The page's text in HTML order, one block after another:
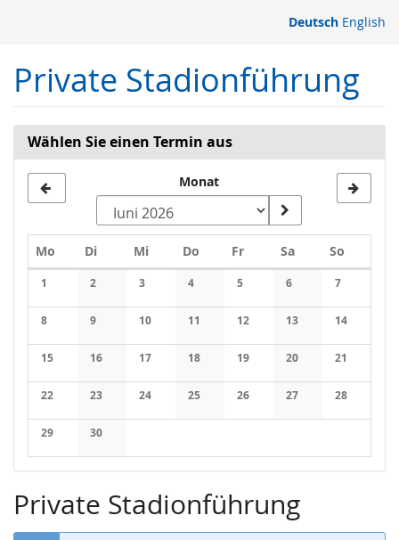
springen
Deutsch English
Private Stadionführung
Wählen Sie einen Termin aus
Monat
Kalender
Mo Montag
DiDienstag
MiMittwoch
Do Donnerstag
FrFreitagSaSamstag
So
1
Keine Veranstaltungen
2
Keine Veranstaltungen
3
Keine Veranstaltungen
4
Keine Veranstaltungen
5
Keine Veranstaltungen
6
Keine
7
Keine
8
Keine Veranstaltungen
9
Keine Veranstaltungen
10
Keine Veranstaltungen
11
Keine Veranstaltungen
12
Keine Veranstaltungen
13
Keine
14
Keine
15
Keine Veranstaltungen
16
Keine Veranstaltungen
17
Keine Veranstaltungen
18
Keine Veranstaltungen
19
Keine Veranstaltungen
20
Keine
21
Keine
22
Keine Veranstaltungen
23
Keine Veranstaltungen
24
Keine Veranstaltungen
25
Keine Veranstaltungen
26
Keine Veranstaltungen
27
Keine
28
Keine
29
Keine Veranstaltungen
30
Keine Veranstaltungen
Private Stadionführung